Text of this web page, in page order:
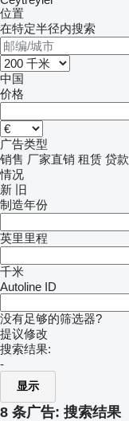
位置
在特定半径内搜索
中国
价格
广告类型
销售 厂家直销 租赁 贷款
情况
新 旧
制造年份
英里里程
千米
Autoline ID
没有足够的筛选器?
提议修改
搜索结果:
-
显示
8 条广告: 搜索结果